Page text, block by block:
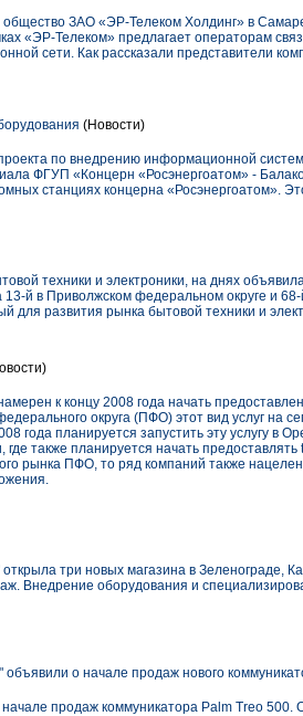
ЗАО «ЭР-Телеком Холдинг» в
«ЭР-Телеком» предлагает операторам
сети. Как рассказали представители
(Новости)
по внедрению информационной
ФГУП «Концерн «Росэнергоатом» -
станциях концерна «Росэнергоатом».
техники и электроники, на днях
й в Приволжском федеральном округе и
для развития рынка бытовой техники и
к концу 2008 года начать
округа (ПФО) этот вид услуг на
года планируется запустить эту услугу в
также планируется начать предоставлять
рынка ПФО, то ряд компаний также
три новых магазина в Зеленограде,
Внедрение оборудования и
объявили о начале продаж нового
продаж коммуникатора Palm Treo